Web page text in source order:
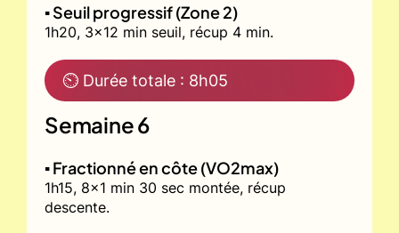
▪️ Seuil progressif (Zone 2)
1h20, 3x12 min seuil, récup 4 min.
⏲ Durée totale : 8h05
Semaine 6
▪️ Fractionné en côte (VO2max)
1h15, 8x1 min 30 sec montée, récup
descente.